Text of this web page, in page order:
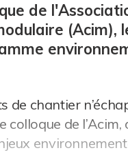
de
(Acim),
de chantier
colloque de